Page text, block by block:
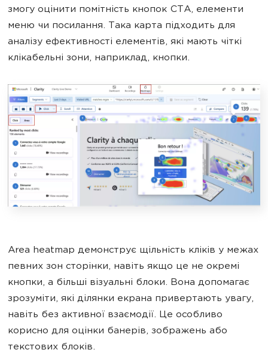
змогу оцінити помітність кнопок CTA, елементи
меню чи посилання. Така карта підходить для
аналізу ефективності елементів, які мають чіткі
клікабельні зони, наприклад, кнопки.
Area heatmap демонструє щільність кліків у межах
певних зон сторінки, навіть якщо це не окремі
кнопки, а більші візуальні блоки. Вона допомагає
зрозуміти, які ділянки екрана привертають увагу,
навіть без активної взаємодії. Це особливо
корисно для оцінки банерів, зображень або
текстових блоків.